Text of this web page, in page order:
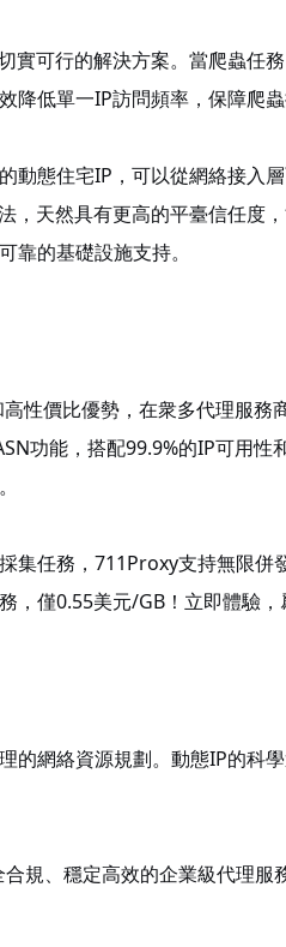
實可行的解決方案。當爬蟲任
降低單一IP訪問頻率，保障爬
動態住宅IP，可以從網絡接入
，天然具有更高的平臺信任度
靠的基礎設施支持。
性價比優勢，在衆多代理服務
功能，搭配99.9%的IP可用
集任務，711Proxy支持無限
，僅0.55美元/GB！立即體驗
的網絡資源規劃。動態IP的科
規、穩定高效的企業級代理服